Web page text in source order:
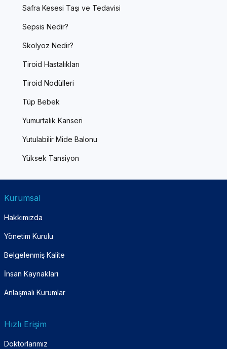
Safra Kesesi Taşı ve Tedavisi
Sepsis Nedir?
Skolyoz Nedir?
Tiroid Hastalıkları
Tiroid Nodülleri
Tüp Bebek
Yumurtalık Kanseri
Yutulabilir Mide Balonu
Yüksek Tansiyon
Kurumsal
Hakkımızda
Yönetim Kurulu
Belgelenmiş Kalite
İnsan Kaynakları
Anlaşmalı Kurumlar
Hızlı Erişim
Doktorlarımız